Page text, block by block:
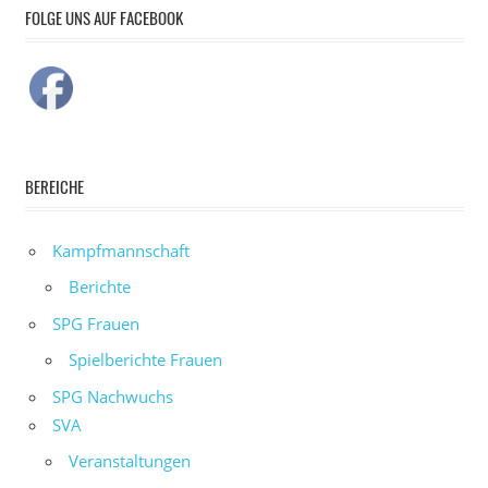
FOLGE UNS AUF FACEBOOK
BEREICHE
Kampfmannschaft
Berichte
SPG Frauen
Spielberichte Frauen
SPG Nachwuchs
SVA
Veranstaltungen